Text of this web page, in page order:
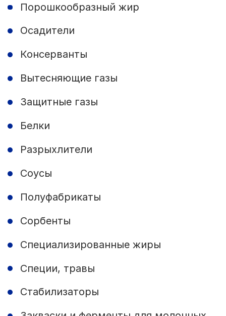
Порошкообразный жир
Осадители
Консерванты
Вытесняющие газы
Защитные газы
Белки
Разрыхлители
Соусы
Полуфабрикаты
Сорбенты
Специализированные жиры
Специи, травы
Стабилизаторы